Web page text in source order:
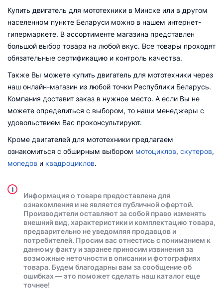
Купить двигатель для мототехники в Минске или в другом
населенном пункте Беларуси можно в нашем интернет-
гипермаркете. В ассортименте магазина представлен
большой выбор товара на любой вкус. Все товары проходят
обязательные сертификацию и контроль качества.
Также Вы можете купить двигатель для мототехники через
наш онлайн-магазин из любой точки Республики Беларусь.
Компания доставит заказ в нужное место. А если Вы не
можете определиться с выбором, то наши менеджеры с
удовольствием Вас проконсультируют.
Кроме двигателей для мототехники предлагаем
ознакомиться с обширным выбором мотоциклов, скутеров,
мопедов и квадроциклов.
i
Информация о товаре предоставлена для
ознакомления и не является публичной офертой.
Производители оставляют за собой право изменять
внешний вид, характеристики и комплектацию товара,
предварительно не уведомляя продавцов и
потребителей. Просим вас отнестись с пониманием к
данному факту и заранее приносим извинения за
возможные неточности в описании и фотографиях
товара. Будем благодарны вам за сообщение об
ошибках — это поможет сделать наш каталог еще
точнее!